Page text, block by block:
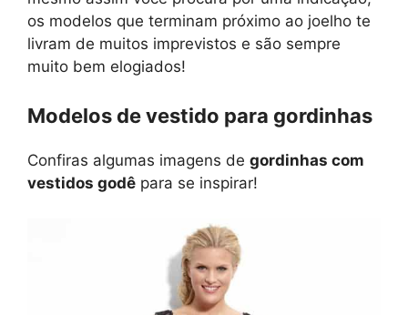
os modelos que terminam próximo ao joelho te
livram de muitos imprevistos e são sempre
muito bem elogiados!
Modelos de vestido para gordinhas
Confiras algumas imagens de gordinhas com
vestidos godê para se inspirar!